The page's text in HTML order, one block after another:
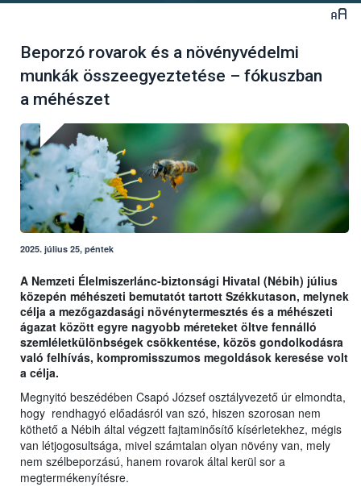
Beporzó rovarok és a növényvédelmi
munkák összeegyeztetése – fókuszban
a méhészet
2025. július 25, péntek
A Nemzeti Élelmiszerlánc-biztonsági Hivatal (Nébih) július
közepén méhészeti bemutatót tartott Székkutason, melynek
célja a mezőgazdasági növénytermesztés és a méhészeti
ágazat között egyre nagyobb méreteket öltve fennálló
szemléletkülönbségek csökkentése, közös gondolkodásra
való felhívás, kompromisszumos megoldások keresése volt
a célja.
Megnyitó beszédében Csapó József osztályvezető úr elmondta,
hogy rendhagyó előadásról van szó, hiszen szorosan nem
köthető a Nébih által végzett fajtaminősítő kísérletekhez, mégis
van létjogosultsága, mivel számtalan olyan növény van, mely
nem szélbeporzású, hanem rovarok által kerül sor a
megtermékenyítésre.